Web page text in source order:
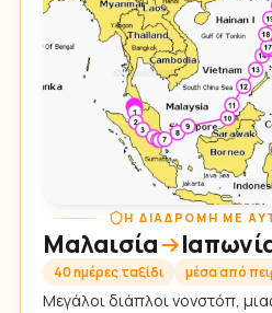
Η ΔΙΑΔΡΟΜΉ ΜΕ
Μαλαισία
40 ημέρες ταξίδι μέσα από
Μεγάλοι διάπλοι νονστόπ,